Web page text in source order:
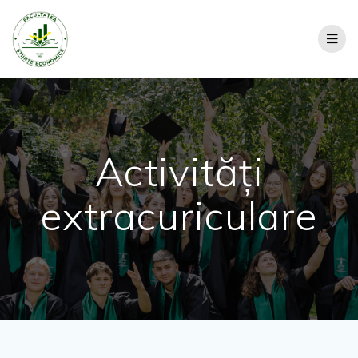
Activități
extracuriculare